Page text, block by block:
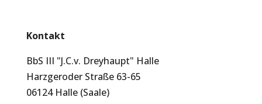
Kontakt
BbS III "J.C.v. Dreyhaupt" Halle
Harzgeroder Straße 63-65
06124 Halle (Saale)